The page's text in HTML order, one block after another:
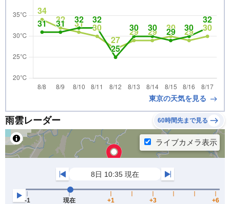
東京の天気を見る
雨雲レーダー 60時間先まで見る